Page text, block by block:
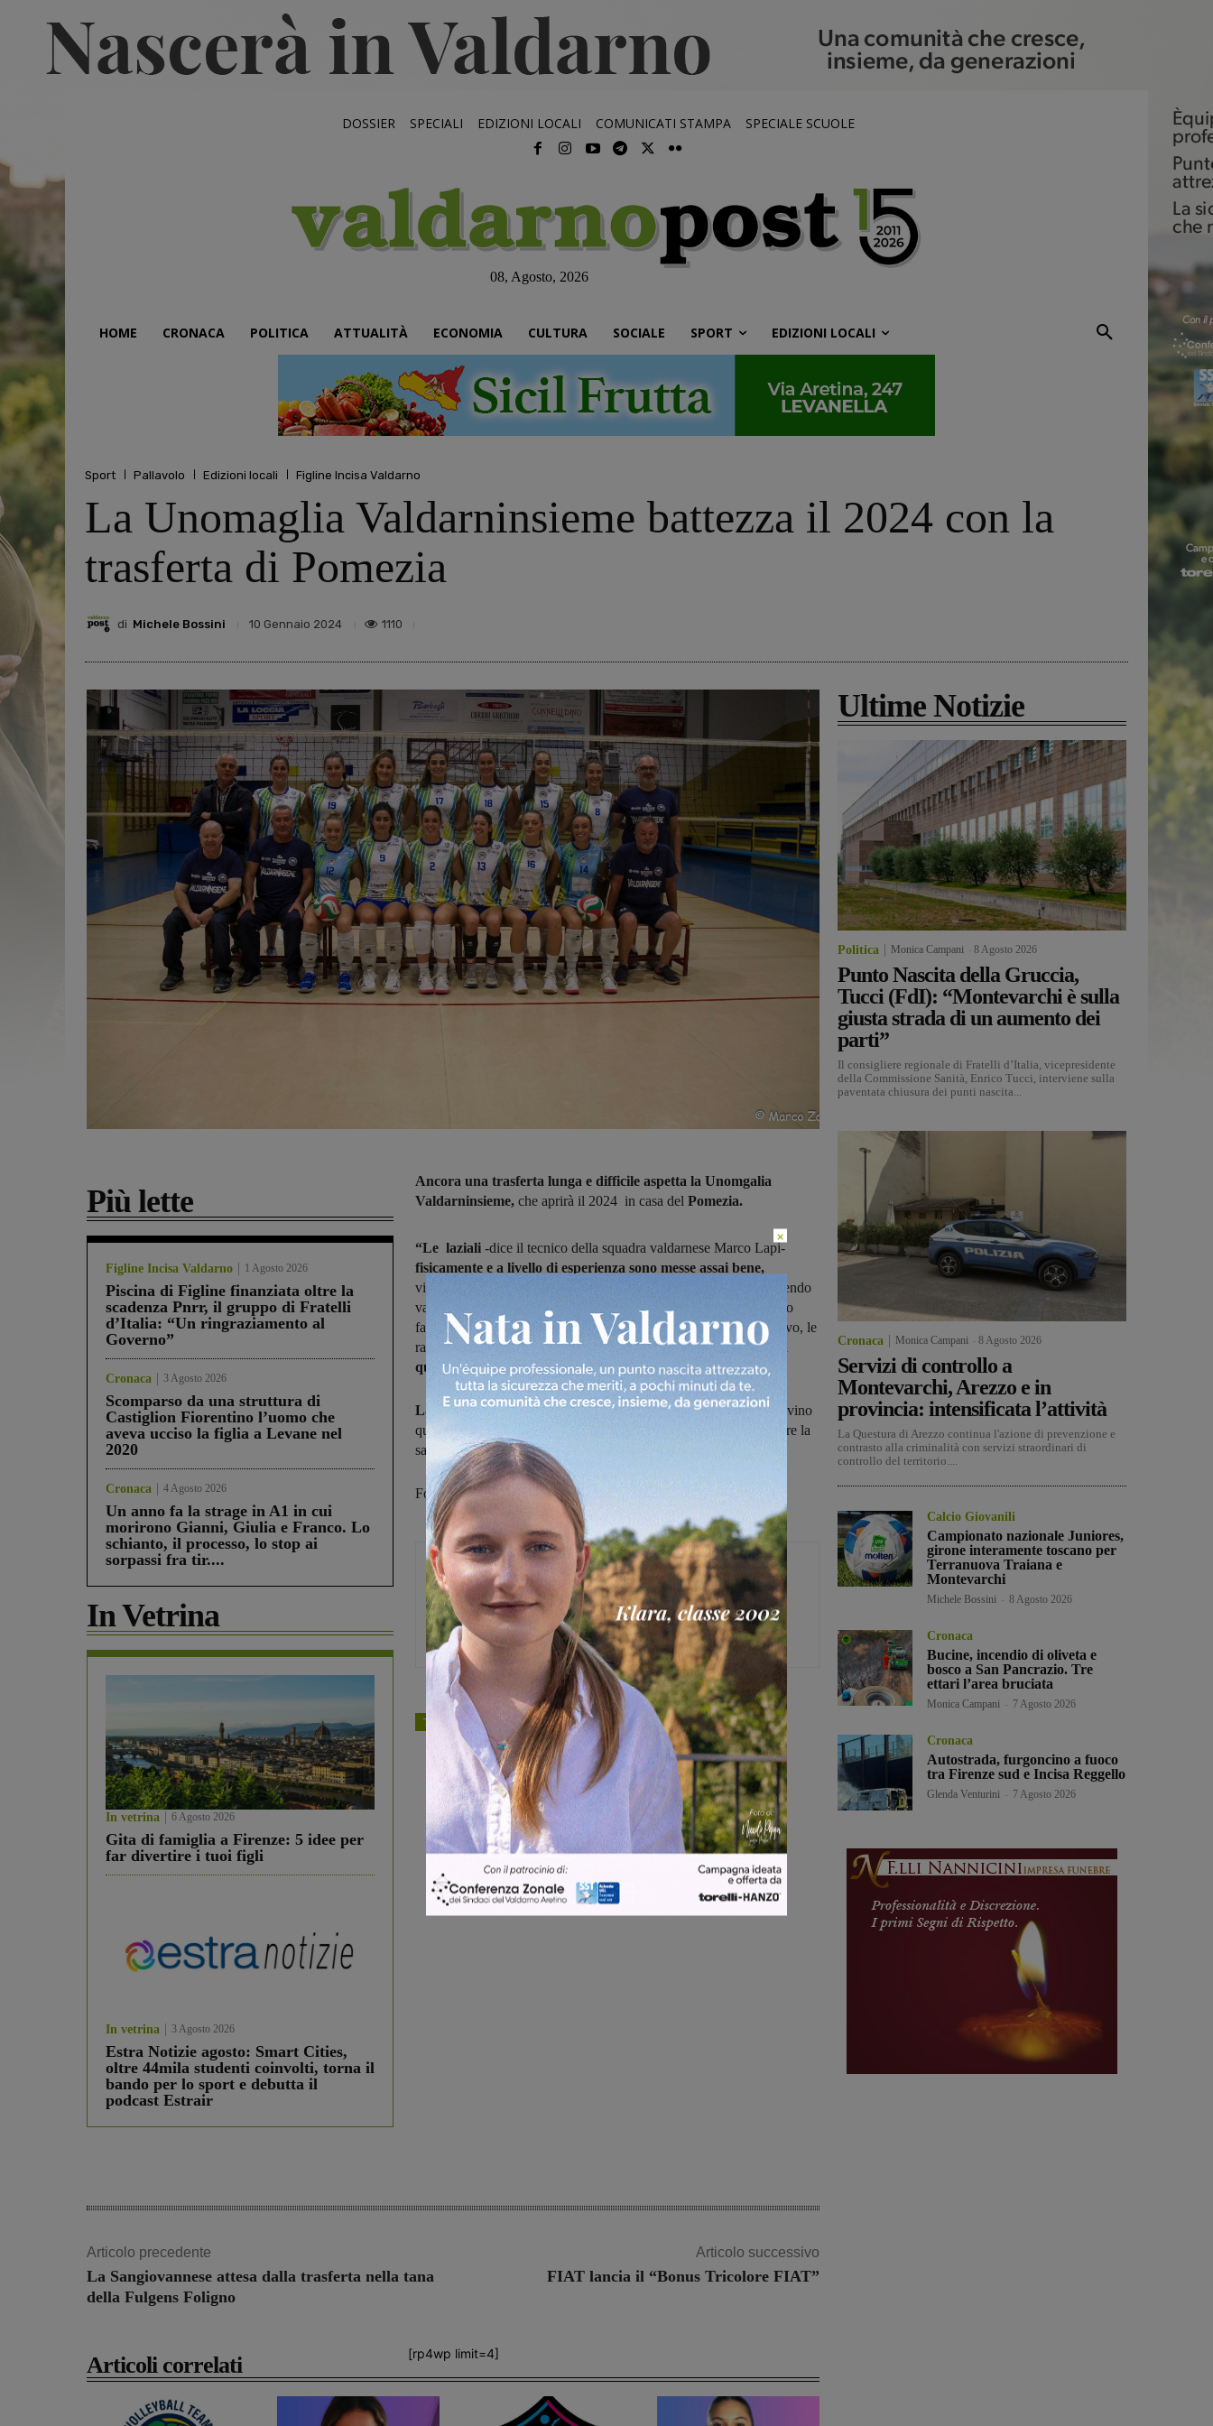
DOSSIER SPECIALI EDIZIONI LOCALI COMUNICATI STAMPA SPECIALE SCUOLE
08, Agosto, 2026
HOME CRONACA POLITICA ATTUALITÀ ECONOMIA CULTURA SOCIALE SPORT EDIZIONI LOCALI
Sport Pallavolo Edizioni locali Figline Incisa Valdarno
La Unomaglia Valdarninsieme battezza il 2024 con la
trasferta di Pomezia
di Michele Bossini 10 Gennaio 2024 1110
Più lette
Figline Incisa Valdarno 1 Agosto 2026
Piscina di Figline finanziata oltre la
scadenza Pnrr, il gruppo di Fratelli
d’Italia: “Un ringraziamento al
Governo”
Cronaca 3 Agosto 2026
Scomparso da una struttura di
Castiglion Fiorentino l’uomo che
aveva ucciso la figlia a Levane nel
2020
Cronaca 4 Agosto 2026
Un anno fa la strage in A1 in cui
morirono Gianni, Giulia e Franco. Lo
schianto, il processo, lo stop ai
sorpassi fra tir....
In Vetrina
In vetrina 6 Agosto 2026
Gita di famiglia a Firenze: 5 idee per
far divertire i tuoi figli
In vetrina 3 Agosto 2026
Estra Notizie agosto: Smart Cities,
oltre 44mila studenti coinvolti, torna il
bando per lo sport e debutta il
podcast Estrair
Ancora una trasferta lunga e difficile aspetta la Unomgalia
Valdarninsieme, che aprirà il 2024 in casa del Pomezia.
“Le laziali -dice il tecnico della squadra valdarnese Marco Lapi-
fisicamente e a livello di esperienza sono messe assai bene,
viaggiano in una posizione tranquilla al centro della classifica facendo
valere efficacemente il fattore campo. Gli allenamenti che abbiamo
fatto nelle festività si sono svolti in un clima tutto sommato positivo, le
ragazze hanno risposto bene alle sollecitazioni eci avviciniamo a
questa gara con lo spirito giusto”.
La speranzein casa valdarnese sono, che con il nuovo anno, arrivino
quei risultati necessariper risalire la china
e provare a conquistare la
salvezza.
Foto di Marco Zatini
Michele Bossini
TAGS pallavolo
Share
Articolo precedente
La Sangiovannese attesa dalla trasferta nella tana
della Fulgens Foligno
Articolo successivo
FIAT lancia il “Bonus Tricolore FIAT”
[rp4wp limit=4]
Articoli correlati
Ultime Notizie
Politica Monica Campani 8 Agosto 2026
Punto Nascita della Gruccia,
Tucci (FdI): “Montevarchi è sulla
giusta strada di un aumento dei
parti”
Il consigliere regionale di Fratelli d’Italia, vicepresidente
della Commissione Sanità, Enrico Tucci, interviene sulla
paventata chiusura dei punti nascita...
Cronaca Monica Campani 8 Agosto 2026
Servizi di controllo a
Montevarchi, Arezzo e in
provincia: intensificata l’attività
La Questura di Arezzo continua l'azione di prevenzione e
contrasto alla criminalità con servizi straordinari di
controllo del territorio....
Calcio Giovanili
Campionato nazionale Juniores,
girone interamente toscano per
Terranuova Traiana e
Montevarchi
Michele Bossini 8 Agosto 2026
Cronaca
Bucine, incendio di oliveta e
bosco a San Pancrazio. Tre
ettari l’area bruciata
Monica Campani 7 Agosto 2026
Cronaca
Autostrada, furgoncino a fuoco
tra Firenze sud e Incisa Reggello
Glenda Venturini 7 Agosto 2026
×